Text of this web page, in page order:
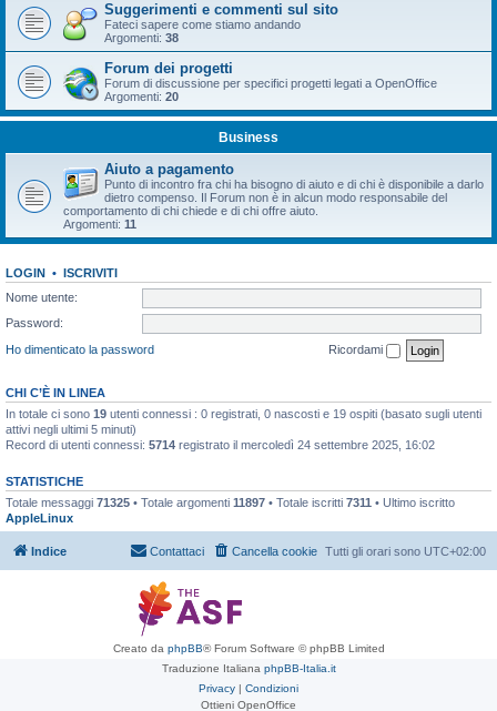
Suggerimenti e commenti sul sito
Fateci sapere come stiamo andando
Argomenti: 38
Forum dei progetti
Forum di discussione per specifici progetti legati a OpenOffice
Argomenti: 20
Business
Aiuto a pagamento
Punto di incontro fra chi ha bisogno di aiuto e di chi è disponibile a darlo
dietro compenso. Il Forum non è in alcun modo responsabile del
comportamento di chi chiede e di chi offre aiuto.
Argomenti: 11
LOGIN • ISCRIVITI
Nome utente:
Password:
Ho dimenticato la password
Ricordami
CHI C’È IN LINEA
In totale ci sono 19 utenti connessi : 0 registrati, 0 nascosti e 19 ospiti (basato sugli utenti
attivi negli ultimi 5 minuti)
Record di utenti connessi: 5714 registrato il mercoledì 24 settembre 2025, 16:02
STATISTICHE
Totale messaggi 71325 • Totale argomenti 11897 • Totale iscritti 7311 • Ultimo iscritto
AppleLinux
Indice Tutti gli orari sono UTC+02:00
Cancella cookie
Contattaci
Creato da phpBB® Forum Software © phpBB Limited
Traduzione Italiana phpBB-Italia.it
Privacy | Condizioni
Ottieni OpenOffice